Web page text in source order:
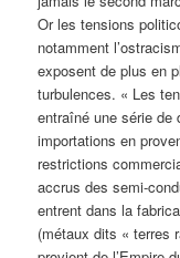
Or les tensions
notamment
exposent de plus en
turbulences. « Les
entraîné une série de
importations en
restrictions
accrus des semi-
entrent dans la
(métaux dits « terres